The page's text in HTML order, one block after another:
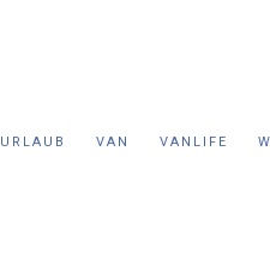
URLAUB VAN VANLIFE